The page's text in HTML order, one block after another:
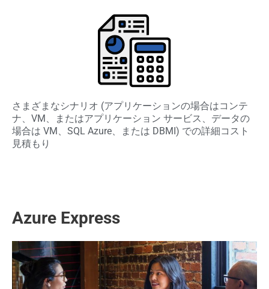
さまざまなシナリオ (アプリケーションの場合はコンテ
ナ、VM、またはアプリケーション サービス、データの
場合は VM、SQL Azure、または DBMI) での詳細コスト
見積もり
Azure Express